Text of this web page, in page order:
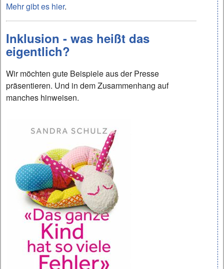
Mehr gibt es hier.
Inklusion - was heißt das
eigentlich?
Wir möchten gute Beispiele aus der Presse
präsentieren. Und in dem Zusammenhang auf
manches hinweisen.